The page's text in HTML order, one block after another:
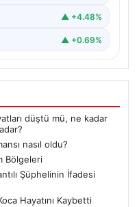
▲ +4.48%
▲ +0.69%
düştü mü, ne kadar
nasıl oldu?
Bölgeleri
Şüphelinin İfadesi
Hayatını Kaybetti